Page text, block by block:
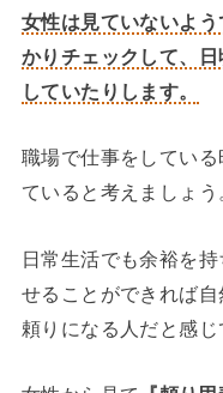
女性は見ていないよ
かりチェックして、
していたりします。
職場で仕事をしてい
ていると考えましょう
日常生活でも余裕を
せることができれば自
頼りになる人だと感じ